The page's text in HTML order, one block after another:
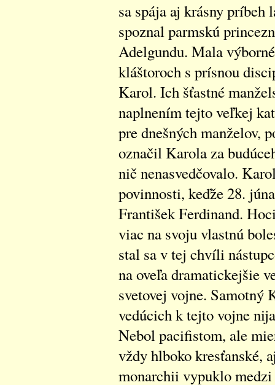
sa spája aj krásny príbeh
spoznal parmskú
Adelgundu. Mala
kláštoroch s prísnou
Karol. Ich šťastné
naplnením tejto veľkej
pre dnešných manželov,
označil Karola za
nič nenasvedčovalo.
povinnosti, keďže 28.
František Ferdinand.
viac na svoju vlastnú
stal sa v tej chvíli
na oveľa dramatickejšie
svetovej vojne. Samotný
vedúcich k tejto vojne
Nebol pacifistom, ale
vždy hlboko kresťanské,
monarchii vypuklo